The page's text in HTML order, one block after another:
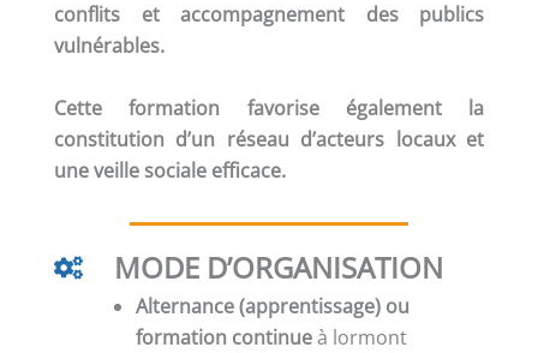
conflits et accompagnement des publics
vulnérables.
Cette formation favorise également la
constitution d’un réseau d’acteurs locaux et
une veille sociale efficace.
MODE D’ORGANISATION
Alternance (apprentissage) ou
formation continueà lormont